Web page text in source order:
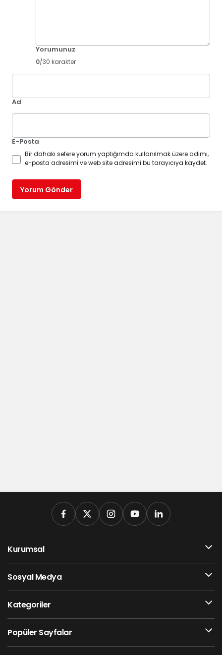
Yorumunuz
0/30 karakter
Ad
E-Posta
Bir dahaki sefere yorum yaptığımda kullanılmak üzere adımı,
e-posta adresimi ve web site adresimi bu tarayıcıya kaydet.
Yorum Gönder
Kurumsal
Sosyal Medya
Kategoriler
Popüler Sayfalar